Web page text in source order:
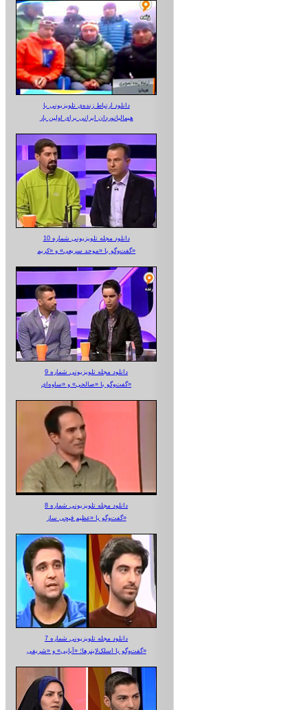
دانلود ارتباط زنده‌ی تلویزیونی‌ با
هیمالیانوردان ایرانی برای اولین بار
دانلود مجله تلویزیونی شماره 10
گفت‌وگو با «موحد سریعی» و «کریم»
دانلود مجله تلویزیونی شماره 9
گفت‌وگو با «صالحی» و «ساوه‌ای»
دانلود مجله تلویزیونی شماره 8
گفت‌وگو با «عظیم قیچی ساز»
دانلود مجله تلویزیونی شماره 7
گفت‌وگو با اسلک‌لاینرها؛ «آبایی» و «شریفی»